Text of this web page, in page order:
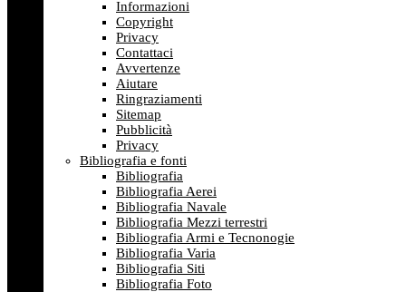
Informazioni
Copyright
Privacy
Contattaci
Avvertenze
Aiutare
Ringraziamenti
Sitemap
Pubblicità
Privacy
Bibliografia e fonti
Bibliografia
Bibliografia Aerei
Bibliografia Navale
Bibliografia Mezzi terrestri
Bibliografia Armi e Tecnonogie
Bibliografia Varia
Bibliografia Siti
Bibliografia Foto